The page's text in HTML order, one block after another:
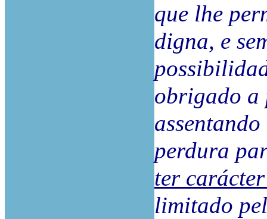
que lhe
digna, e
obrigado a
perdura
ter
limitado